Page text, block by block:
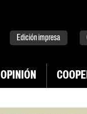
Edición impresa
OPINIÓN